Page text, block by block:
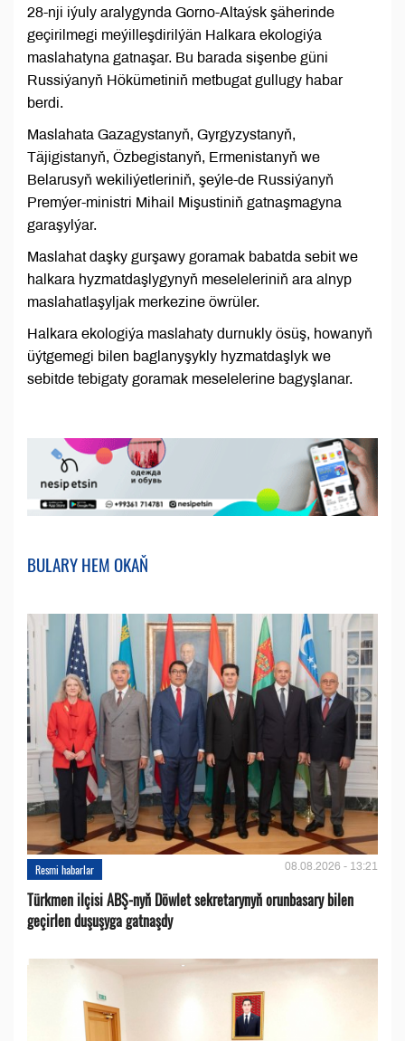
28-nji iýuly aralygynda Gorno-Altaýsk şäherinde
geçirilmegi meýilleşdirilýän Halkara ekologiýa
maslahatyna gatnaşar. Bu barada sişenbe güni
Russiýanyň Hökümetiniň metbugat gullugy habar
berdi.
Maslahata Gazagystanyň, Gyrgyzystanyň,
Täjigistanyň, Özbegistanyň, Ermenistanyň we
Belarusyň wekiliýetleriniň, şeýle-de Russiýanyň
Premýer-ministri Mihail Mişustiniň gatnaşmagyna
garaşylýar.
Maslahat daşky gurşawy goramak babatda sebit we
halkara hyzmatdaşlygynyň meseleleriniň ara alnyp
maslahatlaşyljak merkezine öwrüler.
Halkara ekologiýa maslahaty durnukly ösüş, howanyň
üýtgemegi bilen baglanyşykly hyzmatdaşlyk we
sebitde tebigaty goramak meselelerine bagyşlanar.
BULARY HEM OKAŇ
Resmi habarlar 08.08.2026 - 13:21
Türkmen ilçisi ABŞ-nyň Döwlet sekretarynyň orunbasary bilen
geçirlen duşuşyga gatnaşdy